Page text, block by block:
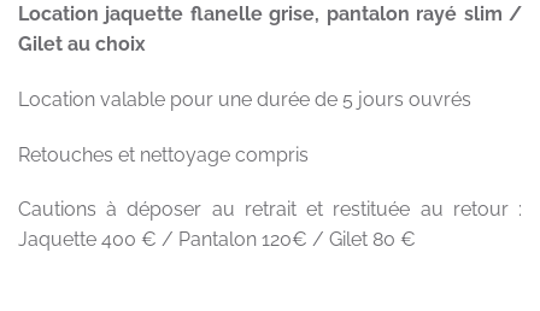
Location jaquette flanelle grise, pantalon rayé slim /
Gilet au choix
Location valable pour une durée de 5 jours ouvrés
Retouches et nettoyage compris
Cautions à déposer au retrait et restituée au retour :
Jaquette 400 € / Pantalon 120€ / Gilet 80 €